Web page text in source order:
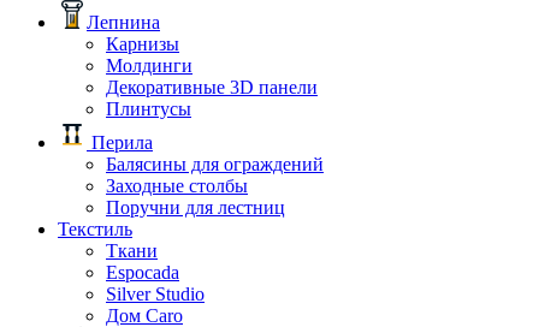
Лепнина
Карнизы
Молдинги
Декоративные 3D панели
Плинтусы
Перила
Балясины для ограждений
Заходные столбы
Поручни для лестниц
Текстиль
Ткани
Espocada
Silver Studio
Дом Caro